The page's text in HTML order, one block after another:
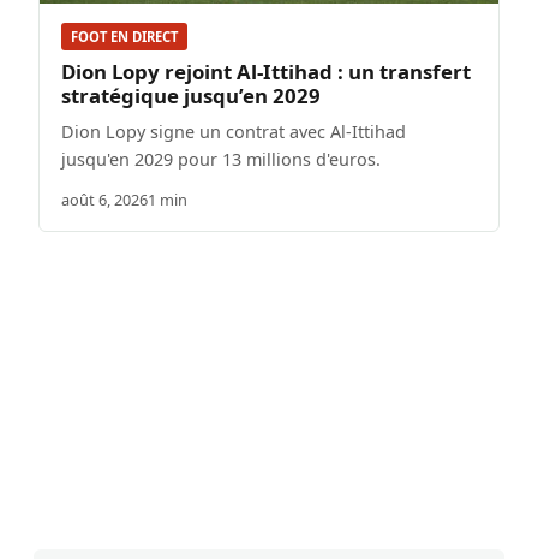
FOOT EN DIRECT
Dion Lopy rejoint Al-Ittihad : un transfert
stratégique jusqu’en 2029
Dion Lopy signe un contrat avec Al-Ittihad
jusqu'en 2029 pour 13 millions d'euros.
août 6, 20261 min